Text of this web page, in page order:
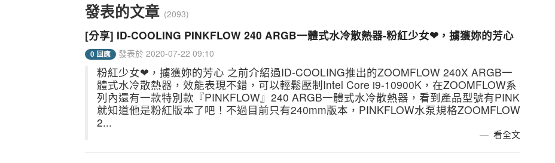
發表的文章 (2093)
[分享] ID-COOLING PINKFLOW 240 ARGB一體式水冷散熱器-粉紅少女❤，擄獲妳的芳心
0 回應 發表於 2020-07-22 09:10
粉紅少女❤，擄獲妳的芳心 之前介紹過ID-COOLING推出的ZOOMFLOW 240X ARGB一
體式水冷散熱器，效能表現不錯，可以輕鬆壓制Intel Core i9-10900K，在ZOOMFLOW系
列內還有一款特別款『PINKFLOW』240 ARGB一體式水冷散熱器，看到產品型號有PINK
就知道他是粉紅版本了吧！不過目前只有240mm版本，PINKFLOW水泵規格ZOOMFLOW
2...
看全文